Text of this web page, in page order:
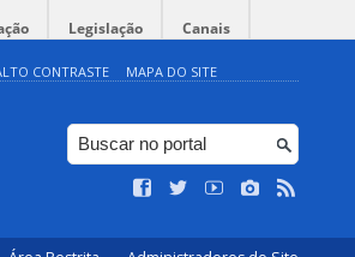
Legislação Canais
CONTRASTE MAPA DO SITE